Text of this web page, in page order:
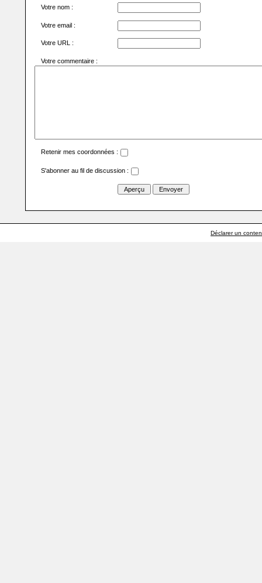
Votre nom :
Votre email :
Votre URL :
Votre commentaire :
Retenir mes coordonnées :
S'abonner au fil de discussion :
Déclarer un